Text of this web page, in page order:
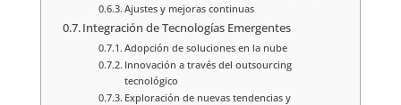
Ajustes y mejoras continuas
Integración de Tecnologías Emergentes
Adopción de soluciones en la nube
Innovación a través del outsourcing
tecnológico
Exploración de nuevas tendencias y